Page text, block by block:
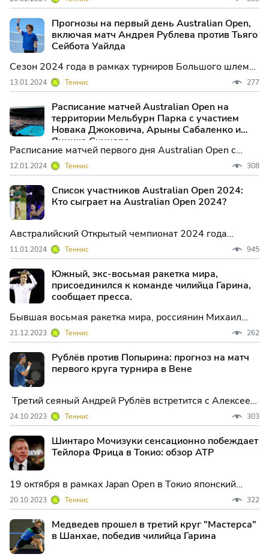
особенно учитывая, что его период без титулов
продолжается.Прогнозы на первый день Australian Open,
включая матч Андрея Рублева против Тьяго
Сейбота Уайлда
Сезон 2024 года в рамках турниров Большого шлема
официально начинается в воскресенье с Australian
Open, где состоятся 16 матчей одиночного разряда
ATP и 16 матчей одиночного разряда WTA.
13.01.2024 Теннис 277
Расписание матчей Australian Open на
территории Мельбурн Парка с участием
Новака Джоковича, Арыны Сабаленко и
Янника Синнера.
Расписание матчей первого дня Australian Open с
участием Новака Джоковича, Арены Сабаленка и
Янника Синнера, а также ведущей британской
теннисистки Джоди Бурраж.
12.01.2024 Теннис 308
Список участников Australian Open 2024:
Кто сыграет на Australian Open 2024?
Австралийский Открытый чемпионат 2024 года
остается неопределенным в связи с возможными
отказами на последних минутах, поскольку турнир
должен начаться в ближайшее время.
11.01.2024 Теннис 945
Южный, экс-восьмая ракетка мира,
присоединился к команде чилийца Гарина,
сообщает пресса.
Бывшая восьмая ракетка мира, россиянин Михаил
Южный, приступил к тренировкам с чилийским
теннисистом Кристианом Гарином в преддверии
сезона 2024 года. Эту информацию сообщает издание
Septimo Game.
21.12.2023 Теннис 262
Рублёв против Попырина: прогноз на матч
первого круга турнира в Вене
Третий сеяный Андрей Рублёв встретится с Алексеем
Попыриным в первом раунде Vienna Open во вторник.
Рублёв провёл ещё один хороший сезон в АТР-туре.
Ему удалось одержать 50 побед в 70 матчах и
выиграть титулы на турнирах Monte Carlo Masters и
Swiss
24.10.2023 Теннис 303
Шинтаро Мочизуки сенсационно побеждает
Тейлора Фрица в Токио: обзор ATP
19 октября в рамках Japan Open в Токио японский
"диктатор" Шинтаро Мочидзуки смог обыграть первую
ракетку турнира Тейлора Фрица. 20-летний японец
проиграл первый сет со счетом 0-6 и отставал 2-5 в
третьем сете, но все же сумел завершить матч со сч
20.10.2023 Теннис 322
Медведев прошел в третий круг "Мастерса"
в Шанхае, победив чилийца Гарина